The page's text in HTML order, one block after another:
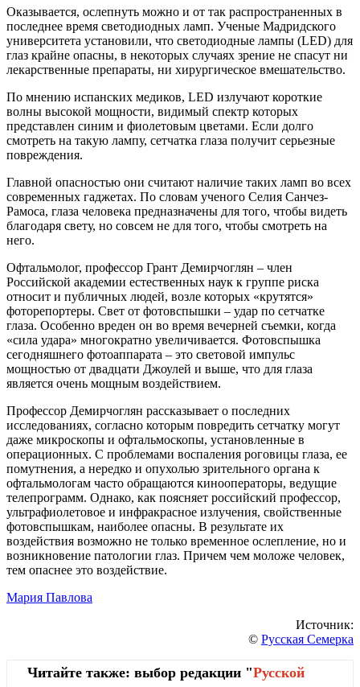
Оказывается, ослепнуть можно и от так распространенных в
последнее время светодиодных ламп. Ученые Мадридского
университета установили, что светодиодные лампы (LED) для
глаз крайне опасны, в некоторых случаях зрение не спасут ни
лекарственные препараты, ни хирургическое вмешательство.
По мнению испанских медиков, LED излучают короткие
волны высокой мощности, видимый спектр которых
представлен синим и фиолетовым цветами. Если долго
смотреть на такую лампу, сетчатка глаза получит серьезные
повреждения.
Главной опасностью они считают наличие таких ламп во всех
современных гаджетах. По словам ученого Селия Санчез-
Рамоса, глаза человека предназначены для того, чтобы видеть
благодаря свету, но совсем не для того, чтобы смотреть на
него.
Офтальмолог, профессор Грант Дeмиpчoглян – член
Российской академии естественных наук к группе риска
относит и публичных людей, возле которых «крутятся»
фоторепортеры. Свет от фотовспышки – удар по сетчатке
глаза. Особенно вреден он во время вечерней съемки, когда
«сила удара» многократно увеличивается. Фотовспышка
сегодняшнего фотоаппарата – это световой импульс
мощностью от двадцати Джоулей и выше, что для глаза
является очень мощным воздействием.
Профессор Дeмиpчoглян рассказывает о последних
исследованиях, согласно которым повредить сетчатку могут
даже микроскопы и офтальмоскопы, установленные в
операционных. С проблемами воспаления роговицы глаза, ее
помутнения, а нередко и опухолью зрительного органа к
офтальмологам часто обращаются кинооператоры, ведущие
телепрограмм. Однако, как поясняет российский профессор,
ультрафиолетовое и инфракрасное излучения, свойственные
фотовспышкам, наиболее опасны. В результате их
воздействия возможно не только временное ослепление, но и
возникновение патологии глаз. Причем чем моложе человек,
тем опаснее это воздействие.
Мария Павлова
Источник:
© Русская Семерка
Читайте также: выбор редакции "Русской